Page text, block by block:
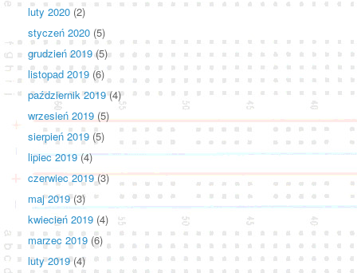
luty 2020 (2)
styczeń 2020 (5)
grudzień 2019(5)
listopad 2019 (6)
październik 2019(4)
wrzesień 2019(5)
sierpień 2019 (5)
lipiec 2019(4)
czerwiec 2019(3)
maj 2019(3)
kwiecień 2019 (4)
marzec 2019 (6)
luty 2019(4)